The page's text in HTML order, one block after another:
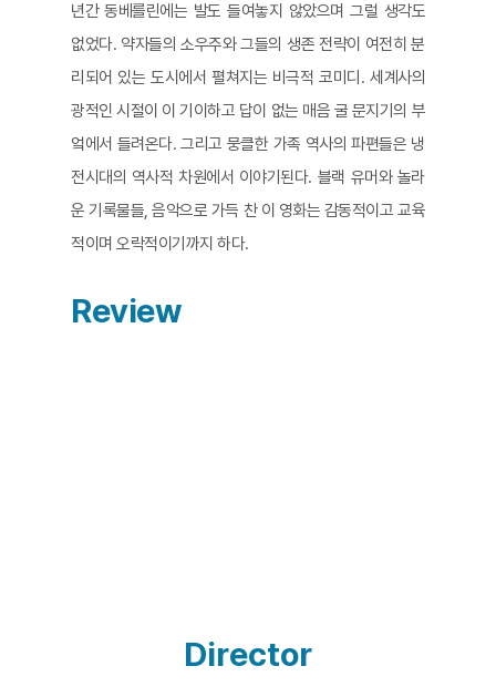
년간 동베를린에는 발도 들여놓지 않았으며 그럴 생각도
없었다. 약자들의 소우주와 그들의 생존 전략이 여전히 분
리되어 있는 도시에서 펼쳐지는 비극적 코미디. 세계사의
광적인 시절이 이 기이하고 답이 없는 매음 굴 문지기의 부
엌에서 들려온다. 그리고 뭉클한 가족 역사의 파편들은 냉
전시대의 역사적 차원에서 이야기된다. 블랙 유머와 놀라
운 기록물들, 음악으로 가득 찬 이 영화는 감동적이고 교육
적이며 오락적이기까지 하다.
Review
Director